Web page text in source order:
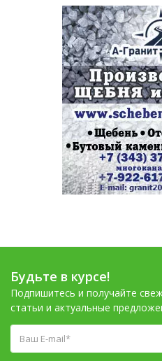
Будьте в курсе!
Подпишитесь и получайте
статьи и актуальные